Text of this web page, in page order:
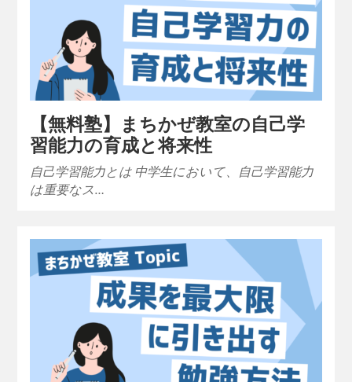
【無料塾】まちかぜ教室の自己学
習能力の育成と将来性
自己学習能力とは 中学生において、自己学習能力
は重要なス…